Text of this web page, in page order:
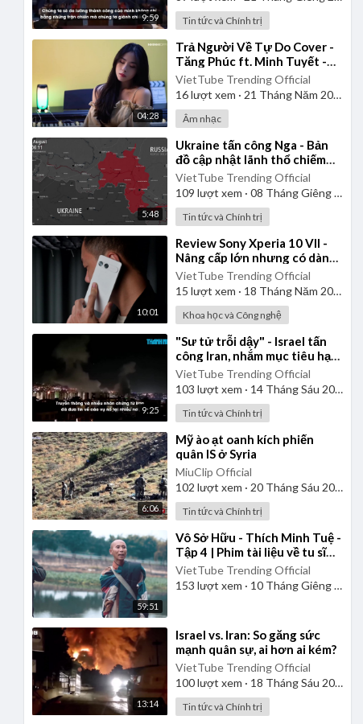
9:59 Tin tức và Chính trị
04:28
⁣Trả Người Về Tự Do Cover -
Tăng Phúc ft. Minh Tuyết -
Nhi Nhi
VietTube Trending Official
16lượt xem · 21 Tháng Năm 2026
Âm nhạc
5:48
⁣Ukraine tấn công Nga - Bản
đồ cập nhật lãnh thổ chiếm
đóng Kursk từ ngày
06/08/2024 đến 06/01/2025
VietTube Trending Official
109 lượt xem · 08 Tháng Giêng 2025
Tin tức và Chính trị
10:01
⁣Review Sony Xperia 10 VII -
Nâng cấp lớn nhưng có dành
cho bạn?
VietTube Trending Official
15 lượt xem · 18 Tháng Năm 2026
Khoa học và Công nghệ
9:25
⁣"Sư tử trỗi dậy" - Israel tấn
công Iran, nhắm mục tiêu hạt
nhân, tên lửa, chỉ huy
VietTube Trending Official
103 lượt xem · 14 Tháng Sáu 2025
Tin tức và Chính trị
6:06
⁣Mỹ ào ạt oanh kích phiến
quân IS ở Syria
MiuClip Official
102 lượt xem · 20 Tháng Sáu 2025
Tin tức và Chính trị
59:51
⁣Vô Sở Hữu - Thích Minh Tuệ -
Tập 4 | Phim tài liệu về tu sĩ
đầu đà Phật giáo Việt Nam
VietTube Trending Official
153 lượt xem · 10 Tháng Giêng 2025
13:14
⁣Israel vs. Iran: So găng sức
mạnh quân sự, ai hơn ai kém?
VietTube Trending Official
100lượt xem · 18 Tháng Sáu 2025
Tin tức và Chính trị